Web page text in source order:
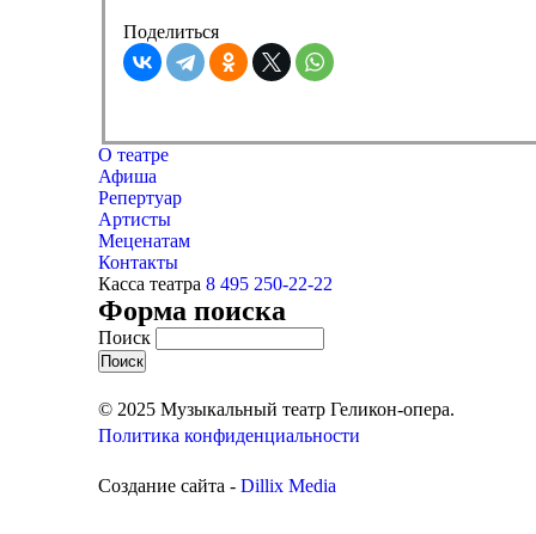
Поделиться
О театре
Афиша
Репертуар
Артисты
Меценатам
Контакты
Касса театра 8 495 250-22-22
Форма поиска
Поиск
© 2025 Музыкальный театр Геликон-опера.
Политика конфиденциальности
Создание сайта - Dillix Media